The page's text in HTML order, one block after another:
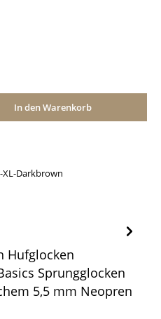
den gewünschten
In den Warenkorb
XL-Darkbrown
Hufglocken
Sprungglocken
5,5 mm Neopren